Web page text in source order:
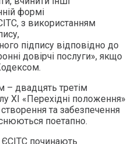
формі
з використанням
підпису відповідно до
довірчі послуги», якщо
двадцять третім
ХІ «Перехідні положення»
та забезпечення
поетапно.
ЄСІТС починають